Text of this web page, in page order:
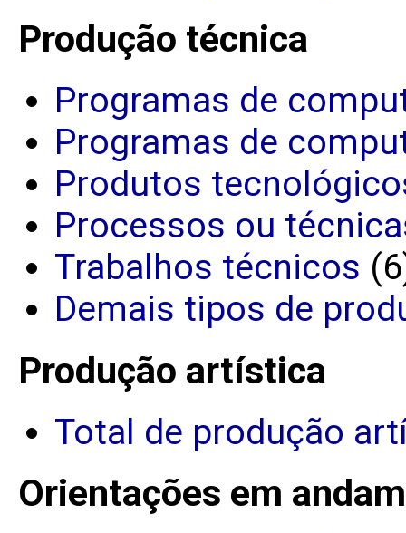
Produção técnica
Programas de
Programas de
Produtos
Processos ou
Trabalhos técnicos
Demais tipos de
Produção artística
Total de produção
Orientações em